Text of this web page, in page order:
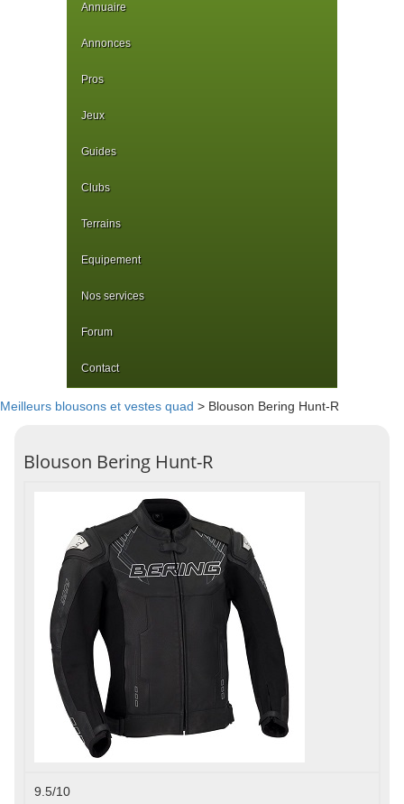
Annuaire
Annonces
Pros
Jeux
Guides
Clubs
Terrains
Equipement
Nos services
Forum
Contact
Meilleurs blousons et vestes quad > Blouson Bering Hunt-R
Blouson Bering Hunt-R
9.5/10